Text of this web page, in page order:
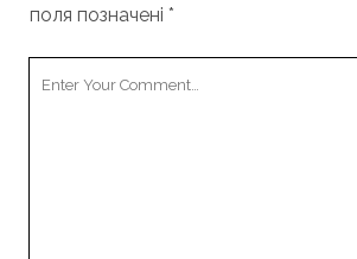
поля позначені *